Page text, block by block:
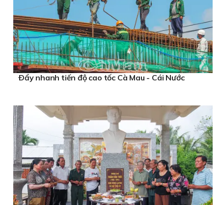
Ðẩy nhanh tiến độ cao tốc Cà Mau - Cái Nước